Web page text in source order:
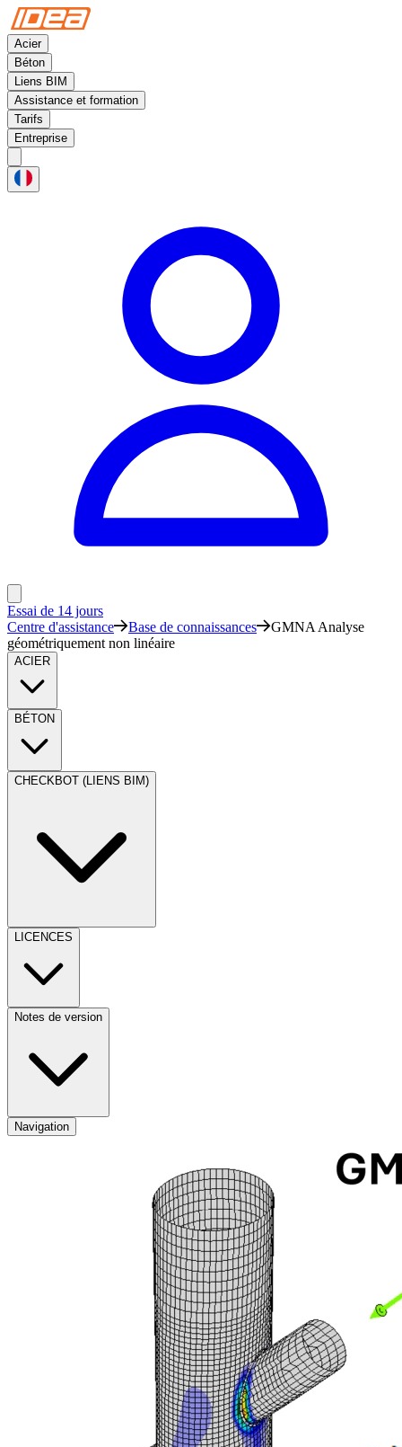
Acier
Béton
Liens BIM
Assistance et formation
Tarifs
Entreprise
Essai de 14 jours
Centre d'assistance
Base de connaissances
GMNA Analyse
géométriquement non linéaire
ACIER
BÉTON
CHECKBOT (LIENS BIM)
LICENCES
Notes de version
Navigation